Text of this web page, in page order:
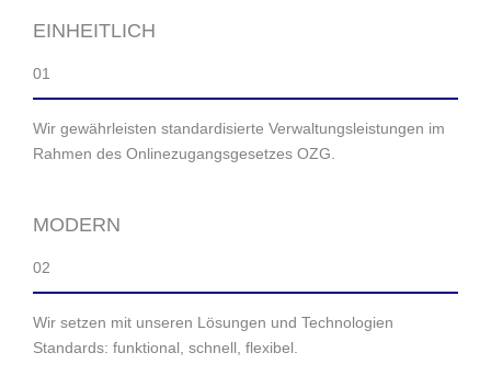
EINHEITLICH
01
Wir gewährleisten standardisierte Verwaltungsleistungen im
Rahmen des Onlinezugangsgesetzes OZG.
MODERN
02
Wir setzen mit unseren Lösungen und Technologien
Standards: funktional, schnell, flexibel.